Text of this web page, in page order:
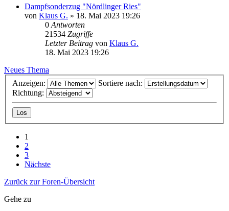
Dampfsonderzug "Nördlinger Ries"
von Klaus G. » 18. Mai 2023 19:26
0 Antworten
21534 Zugriffe
Letzter Beitrag von Klaus G.
18. Mai 2023 19:26
Neues Thema
Anzeigen:
Sortiere nach:
Richtung:
1
2
3
Nächste
Zurück zur Foren-Übersicht
Gehe zu